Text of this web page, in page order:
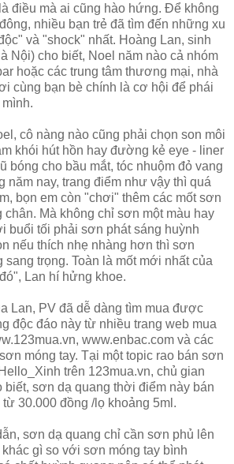
điều mà ai cũng hào hứng. Để không
nhiều bạn trẻ đã tìm đến những xu
và "shock" nhất. Hoàng Lan, sinh
Nội) cho biết, Noel năm nào cả nhóm
hoặc các trung tâm thương mại, nhà
cùng bạn bè chính là cơ hội để phái
cô nàng nào cũng phải chọn son môi
khói hút hồn hay đường kẻ eye - liner
bóng cho bầu mắt, tóc nhuộm đỏ vang
nay, trang điểm như vậy thì quá
bọn em còn "chơi" thêm các mốt sơn
chân. Mà không chỉ sơn một màu hay
buổi tối phải sơn phát sáng huỳnh
nếu thích nhẹ nhàng hơn thì sơn
sang trọng. Toàn là mốt mới nhất của
Lan hí hửng khoe.
Lan, PV đã dễ dàng tìm mua được
độc đáo này từ nhiều trang web mua
www.enbac.com và các
móng tay. Tại một topic rao bán sơn
trên 123mua.vn, chủ gian
biết, sơn dạ quang thời điểm này bán
30.000 đồng /lọ khoảng 5ml.
sơn dạ quang chỉ cần sơn phủ lên
khác gì so với sơn móng tay bình